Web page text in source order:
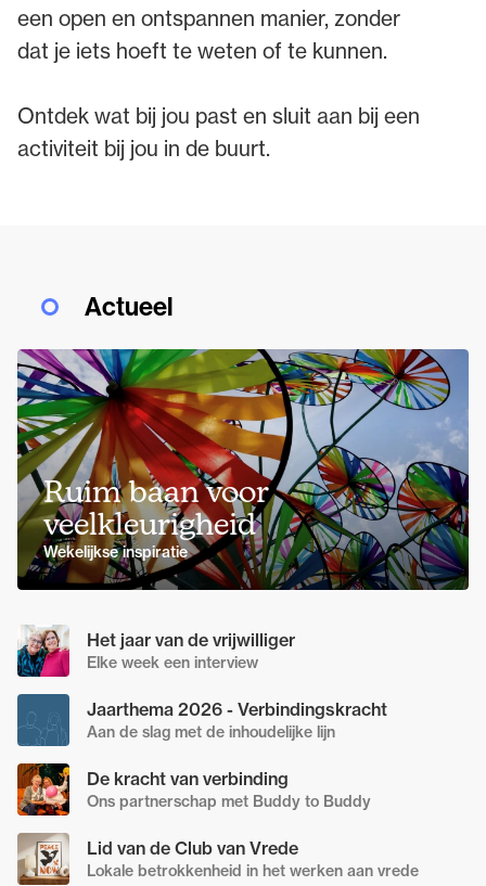
een open en ontspannen manier, zonder
dat je iets hoeft te weten of te kunnen.
Ontdek wat bij jou past en sluit aan bij een
activiteit bij jou in de buurt.
Actueel
Ruim baan voor
veelkleurigheid
Wekelijkse inspiratie
Het jaar van de vrijwilliger
Elke week een interview
Jaarthema 2026 - Verbindingskracht
Aan de slag met de inhoudelijke lijn
De kracht van verbinding
Ons partnerschap met Buddy to Buddy
Lid van de Club van Vrede
Lokale betrokkenheid in het werken aan vrede